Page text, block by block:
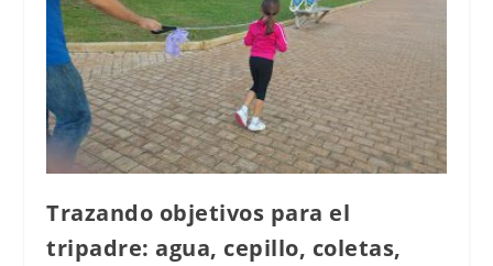
Trazando objetivos para el
tripadre: agua, cepillo, coletas,